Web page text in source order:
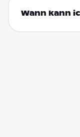
Wann kann